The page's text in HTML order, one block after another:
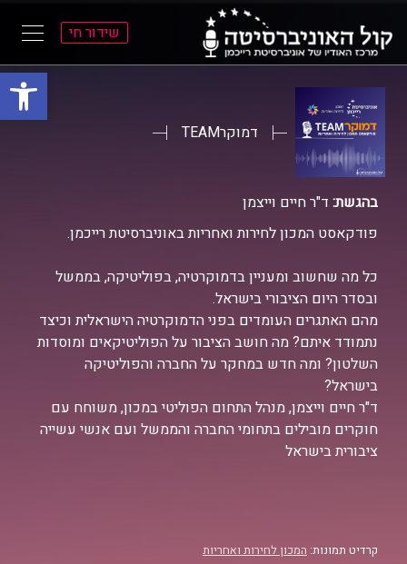
פתח
הראשי
הראשי
שידור חי
דמוקרTEAM
בהגשת: ד"ר חיים וייצמן
פודקאסט המכון לחירות ואחריות באוניברסיטת רייכמן.
כל מה שחשוב ומעניין בדמוקרטיה, בפוליטיקה, בממשל
ובסדר היום הציבורי בישראל.
מהם האתגרים העומדים בפני הדמוקרטיה הישראלית וכיצד
נתמודד איתם? מה חושב הציבור על הפוליטיקאים ומוסדות
השלטון? ומה חדש במחקר על החברה והפוליטיקה
בישראל?
ד"ר חיים וייצמן, מנהל התחום הפוליטי במכון, משוחח עם
חוקרים מובילים בתחומי החברה והממשל ועם אנשי עשייה
ציבורית בישראל
קרדיט תמונות: המכון לחירות ואחריות